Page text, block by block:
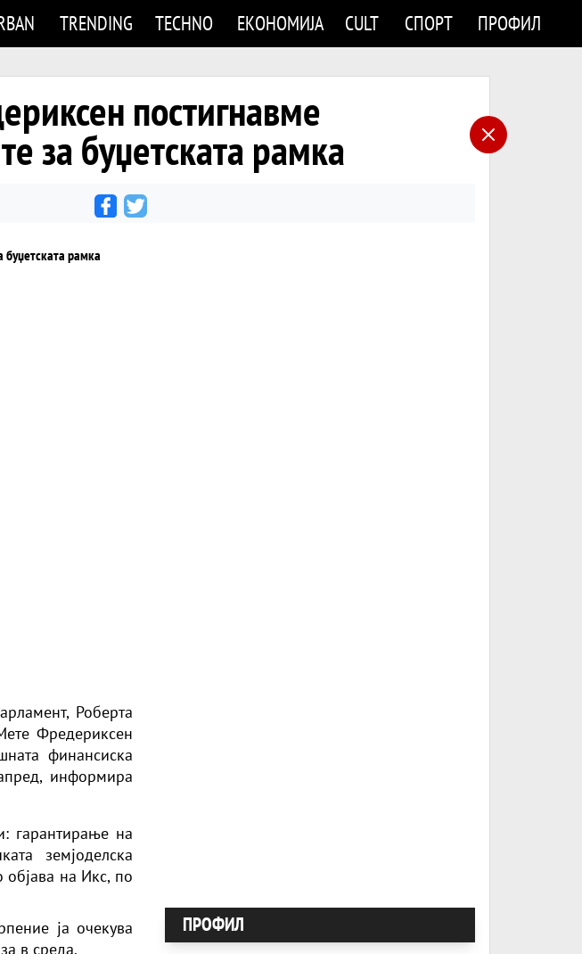
TRENDING TECHNO ЕКОНОМИЈА CULT СПОРТ ПРОФИЛ
постигнавме
за буџетската рамка
Роберта
Фредериксен
финансиска
информира
гарантирање на
земјоделска
на Икс, по
ја очекува
в среда.
ПРОФИЛ